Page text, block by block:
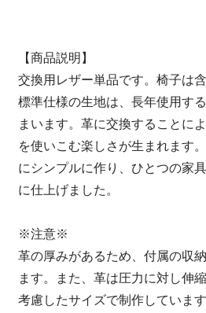
【商品説明】
交換用レザー単品です。椅子は含
標準仕様の生地は、長年使用す
まいます。革に交換することに
を使いこむ楽しさが生まれます
にシンプルに作り、ひとつの家
に仕上げました。
※注意※
革の厚みがあるため、付属の収
ます。また、革は圧力に対し伸
考慮したサイズで制作していま